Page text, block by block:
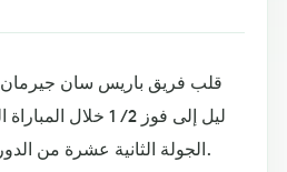
قلب فريق باريس سان
ليل إلى فوز 2 / 1
الجولة الثانية عشرة من الدوري الفرنسي لكرة القدم.